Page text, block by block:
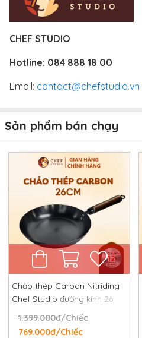
CHEF STUDIO
Hotline: 084 888 18 00
Email: contact@chefstudio.vn
Sản phẩm bán chạy
Chảo thép Carbon Nitriding
Chef Studio đường kính 26
cm, chống dính tự nhiên,
chống rỉ, chống xước
1.399.000đ/Chiếc
769.000đ/Chiếc